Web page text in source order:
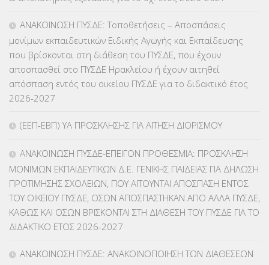
ΚΕΣΥ(60)
ΚΕΣΥΠ(109)
ΚΠγ – ΚΡΑΤΙΚΟ ΠΙΣΤΟΠΟΙΗΤΙΚΟ ΓΛΩΣΣΟΜΑΘΕΙΑΣ
ΚΠπ- ΚΡΑΤΙΚΟ ΠΙΣΤΟΠΟΙΗΤΙΚΟ ΠΛΗΡΟΦΟΡΙΚΗΣ(12)
ΛΟΙΠΑ(309)
ΜΑΘΗΤΕΙΑ(275)
ΜΕΤΑΘΕΣΕΙΣ-ΤΟΠΟΘΕΤΗΣΕΙΣ ΒΕΛΤΙΩΣΕΙΣ(319)
ΑΝΑΚΟΙΝΩΣΗ ΠΥΣΔΕ: Τοποθετήσεις – Αποσπάσεις
μονίμων εκπαιδευτικών Ειδικής Αγωγής και Εκπαίδευσης
που βρίσκονται στη διάθεση του ΠΥΣΔΕ, που έχουν
αποσπασθεί στο ΠΥΣΔΕ Ηρακλείου ή έχουν αιτηθεί
απόσπαση εντός του οικείου ΠΥΣΔΕ για το διδακτικό έτος
2026-2027
(ΕΕΠ-ΕΒΠ) ΥΑ ΠΡΟΣΚΛΗΣΗΣ ΓΙΑ ΑΙΤΗΣΗ ΔΙΟΡΙΣΜΟΥ
ΑΝΑΚΟΙΝΩΣΗ ΠΥΣΔΕ-ΕΠΕΙΓΟΝ ΠΡΟΘΕΣΜΙΑ: ΠΡΟΣΚΛΗΣΗ
ΜΟΝΙΜΩΝ ΕΚΠΑΙΔΕΥΤΙΚΩΝ Δ.Ε. ΓΕΝΙΚΗΣ ΠΑΙΔΕΙΑΣ ΓΙΑ ΔΗΛΩΣΗ
ΠΡΟΤΙΜΗΣΗΣ ΣΧΟΛΕΙΩΝ, ΠΟΥ ΑΙΤΟΥΝΤΑΙ ΑΠΟΣΠΑΣΗ ΕΝΤΟΣ
ΤΟΥ ΟΙΚΕΙΟΥ ΠΥΣΔΕ, ΟΣΩΝ ΑΠΟΣΠΑΣΤΗΚΑΝ ΑΠΟ ΑΛΛΑ ΠΥΣΔΕ,
ΚΑΘΩΣ ΚΑΙ ΟΣΩΝ ΒΡΙΣΚΟΝΤΑΙ ΣΤΗ ΔΙΑΘΕΣΗ ΤΟΥ ΠΥΣΔΕ ΓΙΑ ΤΟ
ΔΙΔΑΚΤΙΚΟ ΕΤΟΣ 2026-2027
ΑΝΑΚΟΙΝΩΣΗ ΠΥΣΔΕ: ΑΝΑΚΟΙΝΟΠΟΙΗΣΗ ΤΩΝ ΔΙΑΘΕΣΕΩΝ